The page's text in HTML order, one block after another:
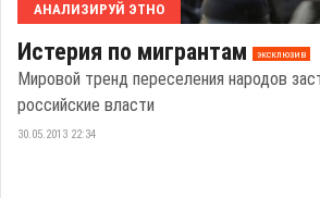
АНАЛИЗИРУЙ ЭТНО
Истерия по мигрантам эксклюзив
Мировой тренд переселения народов
российские власти
30.05.2013 22:34